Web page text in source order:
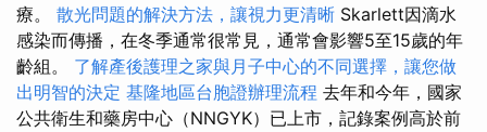
療。 散光問題的解決方法，讓視力更清晰 Skarlett因滴水
感染而傳播，在冬季通常很常見，通常會影響5至15歲的年
齡組。 了解產後護理之家與月子中心的不同選擇，讓您做
出明智的決定 基隆地區台胞證辦理流程 去年和今年，國家
公共衛生和藥房中心（NNGYK）已上市，記錄案例高於前